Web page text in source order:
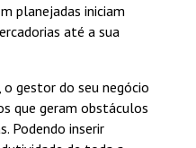
planejadas iniciam
até a sua
gestor do seu negócio
que geram obstáculos
Podendo inserir